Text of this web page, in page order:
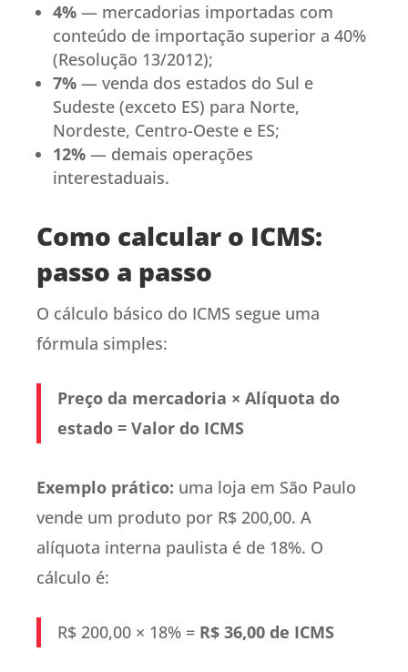
4% — mercadorias importadas com
conteúdo de importação superior a 40%
(Resolução 13/2012);
7% — venda dos estados do Sul e
Sudeste (exceto ES) para Norte,
Nordeste, Centro-Oeste e ES;
12% — demais operações
interestaduais.
Como calcular o ICMS:
passo a passo
O cálculo básico do ICMS segue uma
fórmula simples:
Preço da mercadoria × Alíquota do
estado = Valor do ICMS
Exemplo prático: uma loja em São Paulo
vende um produto por R$ 200,00. A
alíquota interna paulista é de 18%. O
cálculo é:
R$ 200,00 × 18% = R$ 36,00 de ICMS